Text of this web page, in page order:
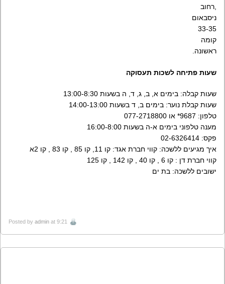
,רחוב
ניסבאום
33-35
קומה
ראשונה.
שעות פתיחה לשכות תעסוקה
שעות קבלה: בימים א, ב, ג, ד, ה בשעות 13:00-8:30
שעות קבלת נוער: בימים ב, ד בשעות 14:00-13:00
טלפון: 9687* או 077-2718800
מענה טלפוני בימים א-ה בשעות 16:00-8:00
פקס: 02-6326414
איך מגיעים ללשכה: קווי חברת אגד: קו 11, קו 85 , קו 83 , קו 2א
קווי חברת דן : קו 6 , קו 40 , קו 142 , קו 125
ישובים ללשכה: בת ים
Posted by admin at 9:21